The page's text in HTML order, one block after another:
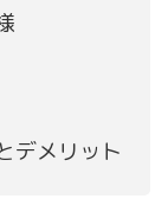
デメリット